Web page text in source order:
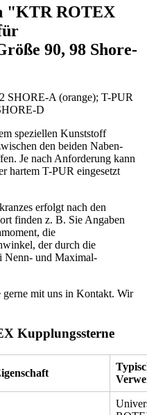
"KTR ROTEX
90, 98 Shore-
SHORE-A (orange); T-PUR
D
speziellen Kunststoff
den beiden Naben-
Je nach Anforderung kann
hartem T-PUR eingesetzt
erfolgt nach den
finden z. B. Sie Angaben
die
der durch die
Nenn- und Maximal-
gerne mit uns in Kontakt. Wir
Kupplungssterne